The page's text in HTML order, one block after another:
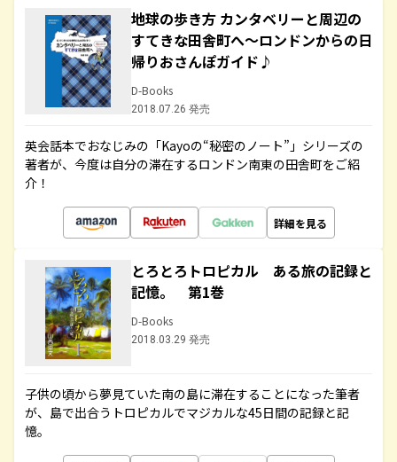
地球の歩き方 カンタベリーと周辺の
すてきな田舎町へ～ロンドンからの日
帰りおさんぽガイド♪
D-Books
2018.07.26 発売
英会話本でおなじみの「Kayoの“秘密のノート”」シリーズの
著者が、今度は自分の滞在するロンドン南東の田舎町をご紹
介！
詳細を見る
とろとろトロピカル ある旅の記録と
記憶。 第1巻
D-Books
2018.03.29 発売
子供の頃から夢見ていた南の島に滞在することになった筆者
が、島で出合うトロピカルでマジカルな45日間の記録と記
憶。